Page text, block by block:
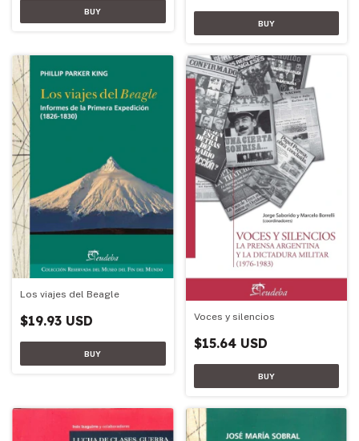
Los viajes del Beagle
$19.93 USD Voces y silencios
$15.64 USD